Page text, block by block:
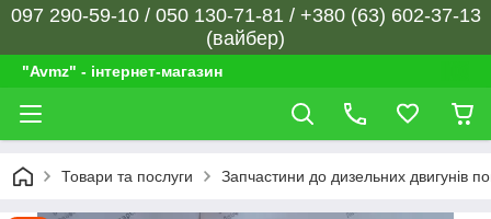
097 290-59-10 / 050 130-71-81 / +380 (63) 602-37-13
(вайбер)
"Avmz" - інтернет-магазин
Товари та послуги Запчастини до дизельних двигунів